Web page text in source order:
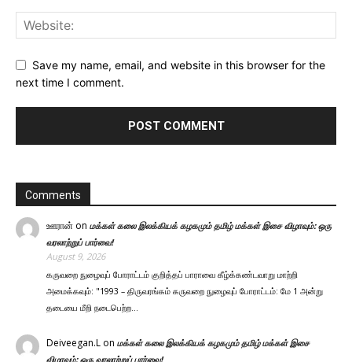
Save my name, email, and website in this browser for the
next time I comment.
Comments
ஊரான் on மக்கள் கலை இலக்கியக் கழகமும் தமிழ் மக்கள் இசை விழாவும்: ஒரு
வரலாற்றுப் பார்வை!
August 9, 2026
கருவறை நுழைவுப் போராட்டம் குறித்தப் பாராவை கீழ்க்கண்டவாறு மாற்றி
அமைக்கவும்: "1993 – திருவரங்கம் கருவறை நுழைவுப் போராட்டம்: மே 1 அன்று
தடையை மீறி நடைபெற்ற…
Deiveegan.L on மக்கள் கலை இலக்கியக் கழகமும் தமிழ் மக்கள் இசை
விழாவும்: ஒரு வரலாற்றுப் பார்வை!